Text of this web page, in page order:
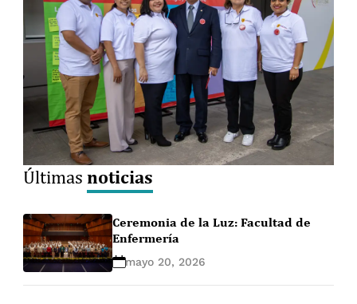
Últimasnoticias
Ceremonia de la Luz: Facultad de
Enfermería
mayo 20, 2026